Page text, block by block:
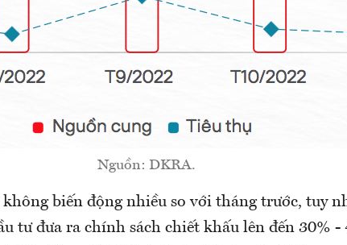
Nguồn: DKRA.
không biến động nhiều so với tháng trước, tuy
tư đưa ra chính sách chiết khấu lên đến 30% -